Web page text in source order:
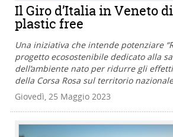
Il Giro d’Italia in Veneto
plastic free
Una iniziativa che intende potenziare
progetto ecosostenibile dedicato alla
dell’ambiente nato per ridurre gli
della Corsa Rosa sul territorio nazionale
Giovedì, 25 Maggio 2023